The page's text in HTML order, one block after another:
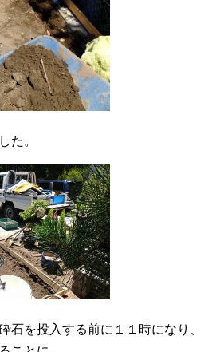
た。
石を投入する前に１１時になり、